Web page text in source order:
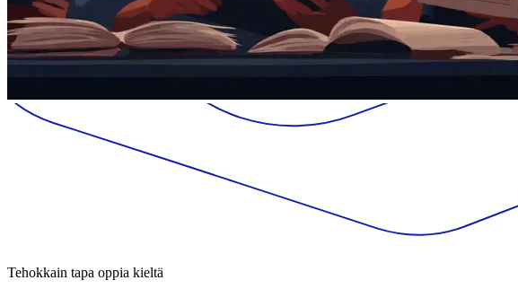
Tehokkain tapa oppia kieltä